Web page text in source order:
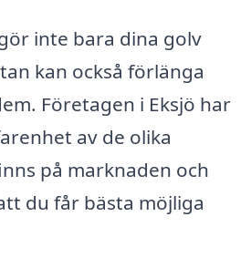
inte bara dina golv
kan också förlänga
Företagen i Eksjö har
av de olika
på marknaden och
du får bästa möjliga